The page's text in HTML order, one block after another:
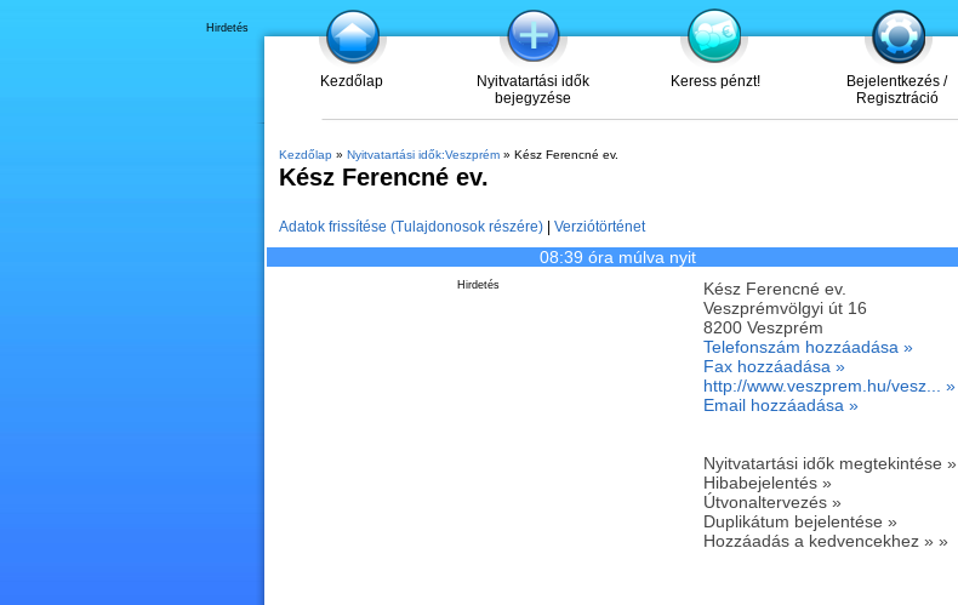
Kezdőlap
Nyitvatartási idők
bejegyzése
Keress pénzt!
Bejelentkezés /
Regisztráció
Hirdetés
Kezdőlap» Nyitvatartási idők:Veszprém» Kész Ferencné ev.
Kész Ferencné ev.
Adatok frissítése (Tulajdonosok részére)| Verziótörténet
08:39 óra múlva nyit
Kész Ferencné ev.
Veszprémvölgyi út 16
8200 Veszprém
Telefonszám hozzáadása »
Fax hozzáadása »
http://www.veszprem.hu/vesz... »
Email hozzáadása »
Nyitvatartási idők megtekintése »
Hibabejelentés »
Útvonaltervezés »
Duplikátum bejelentése »
Hozzáadás a kedvencekhez » »
Hirdetés